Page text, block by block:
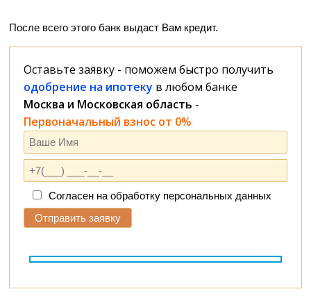
После всего этого банк выдаст Вам кредит.
Оставьте заявку - поможем быстро получить
одобрение на ипотеку в любом банке
Москва и Московская область -
Первоначальный взнос от 0%
Согласен на обработку персональных данных